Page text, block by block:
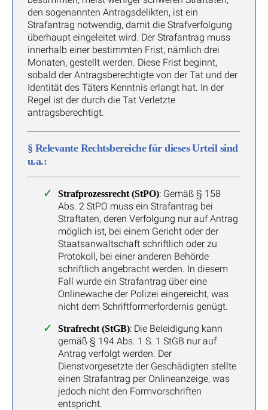
den sogenannten Antragsdelikten, ist ein
Strafantrag notwendig, damit die Strafverfolgung
überhaupt eingeleitet wird. Der Strafantrag muss
innerhalb einer bestimmten Frist, nämlich drei
Monaten, gestellt werden. Diese Frist beginnt,
sobald der Antragsberechtigte von der Tat und der
Identität des Täters Kenntnis erlangt hat. In der
Regel ist der durch die Tat Verletzte
antragsberechtigt.
§ Relevante Rechtsbereiche für dieses Urteil sind
u.a.:
Strafprozessrecht (StPO): Gemäß § 158
Abs. 2 StPO muss ein Strafantrag bei
Straftaten, deren Verfolgung nur auf Antrag
möglich ist, bei einem Gericht oder der
Staatsanwaltschaft schriftlich oder zu
Protokoll, bei einer anderen Behörde
schriftlich angebracht werden. In diesem
Fall wurde ein Strafantrag über eine
Onlinewache der Polizei eingereicht, was
nicht dem Schriftformerfordernis genügt.
Strafrecht (StGB): Die Beleidigung kann
gemäß § 194 Abs. 1 S. 1 StGB nur auf
Antrag verfolgt werden. Der
Dienstvorgesetzte der Geschädigten stellte
einen Strafantrag per Onlineanzeige, was
jedoch nicht den Formvorschriften
entspricht.